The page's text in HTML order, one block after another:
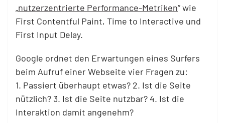
„nutzerzentrierte Performance-Metriken“ wie
First Contentful Paint, Time to Interactive und
First Input Delay.
Google ordnet den Erwartungen eines Surfers
beim Aufruf einer Webseite vier Fragen zu:
1. Passiert überhaupt etwas? 2. Ist die Seite
nützlich? 3. Ist die Seite nutzbar? 4. Ist die
Interaktion damit angenehm?